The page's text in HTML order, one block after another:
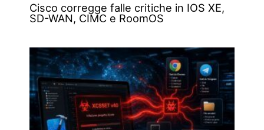
Cisco corregge falle critiche in IOS XE,
SD-WAN, CIMC e RoomOS